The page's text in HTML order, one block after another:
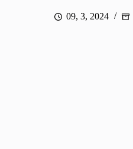
09, 3, 2024